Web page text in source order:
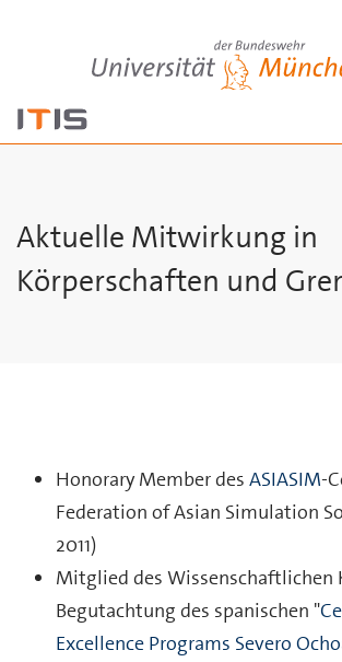
Universität der Bundeswehr
Aktuelle Mitwirkung in
Körperschaften und
Honorary Member des ASIASIM-
Federation of Asian Simulation
2011)
Mitglied des Wissenschaftlichen
Begutachtung des spanischen "
Excellence Programs Severo